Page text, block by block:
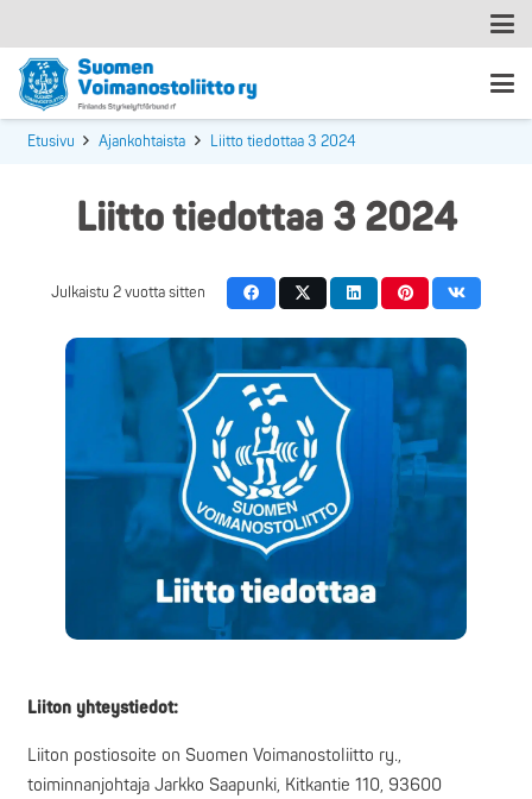
Etusivu Ajankohtaista Liitto tiedottaa 3 2024
Liitto tiedottaa 3 2024
Julkaistu2 vuotta sitten
Liiton yhteystiedot:
Liiton postiosoite on Suomen Voimanostoliitto ry.,
toiminnanjohtaja Jarkko Saapunki, Kitkantie 110, 93600